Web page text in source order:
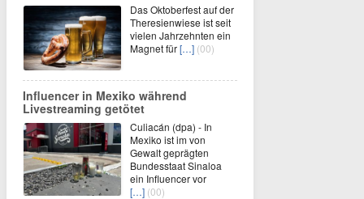
Das Oktoberfest auf der
Theresienwiese ist seit
vielen Jahrzehnten ein
Magnet für[…] (00)
Influencer in Mexiko während
Livestreaming getötet
Culiacán (dpa) - In
Mexiko ist im von
Gewalt geprägten
Bundesstaat Sinaloa
ein Influencer vor
[…] (00)